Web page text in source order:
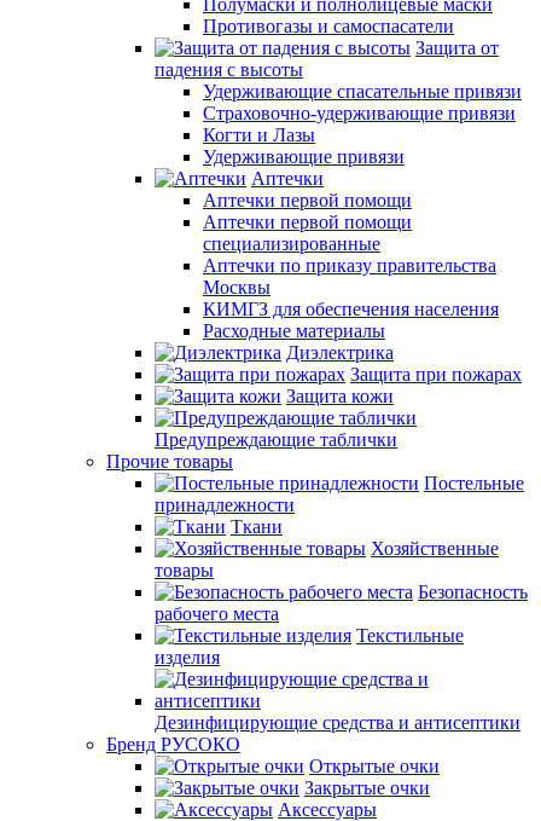
Полумаски и полнолицевые маски
Противогазы и самоспасатели
Защита от
падения с высоты
Удерживающие спасательные привязи
Страховочно-удерживающие привязи
Когти и Лазы
Удерживающие привязи
Аптечки
Аптечки первой помощи
Аптечки первой помощи
специализированные
Аптечки по приказу правительства
Москвы
КИМГЗ для обеспечения населения
Расходные материалы
Диэлектрика
Защита при пожарах
Защита кожи
Предупреждающие таблички
Прочие товары
Постельные
принадлежности
Ткани
Хозяйственные
товары
Безопасность
рабочего места
Текстильные
изделия
Дезинфицирующие средства и антисептики
Бренд РУСОКО
Открытые очки
Закрытые очки
Аксессуары